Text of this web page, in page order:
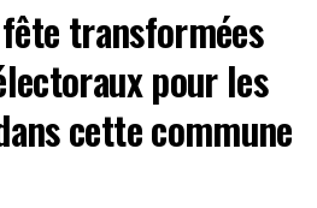
transformées
pour les
cette commune